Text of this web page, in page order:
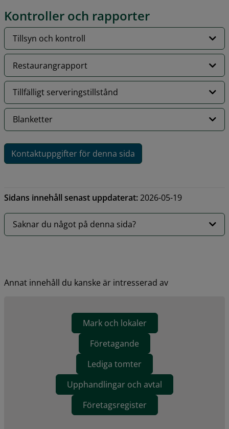
Kontroller och rapporter
Tillsyn och kontroll
Restaurangrapport
Tillfälligt serveringstillstånd
Blanketter
Kontaktuppgifter för denna sida
Sidans innehåll senast uppdaterat:2026-05-19
Saknar du något på denna sida?
Annat innehåll du kanske är intresserad av
Mark och lokaler
Företagande
Lediga tomter
Upphandlingar och avtal
Företagsregister